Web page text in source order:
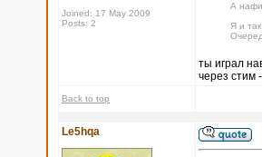
Joined: 17 May 2009
Posts: 2
А
Я и
ты играл
через стим
Back to top
Le5hqa